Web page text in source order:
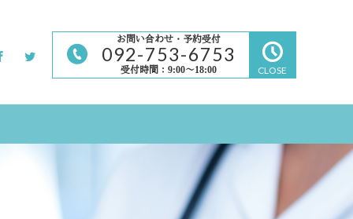
お問い合わせ・予約受付
092-753-6753
受付時間：9:00～18:00 CLOSE